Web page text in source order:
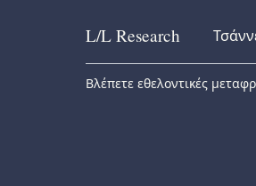
Skip to content
L/L Research
Βλέπετε εθελοντικές